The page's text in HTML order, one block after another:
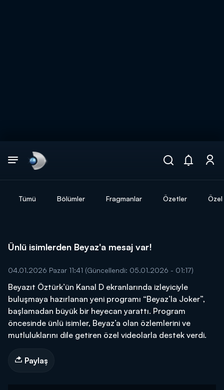
Tümü Bölümler Fragmanlar Özetler
Ünlü isimlerden Beyaz'a mesaj var!
04.01.2026 Pazar 11:41 (Güncellendi: 05.01.2026 - 01:17)
Beyazıt Öztürk’ün Kanal D ekranlarında izleyiciyle
buluşmaya hazırlanan yeni programı “Beyaz’la Joker”,
başlamadan büyük bir heyecan yarattı. Program
öncesinde ünlü isimler, Beyaz’a olan özlemlerini ve
mutluluklarını dile getiren özel videolarla destek verdi.
Paylaş